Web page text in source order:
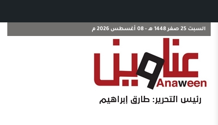
السبت 25 صفر 1448 هـ - 08 أغسطس 2026 م